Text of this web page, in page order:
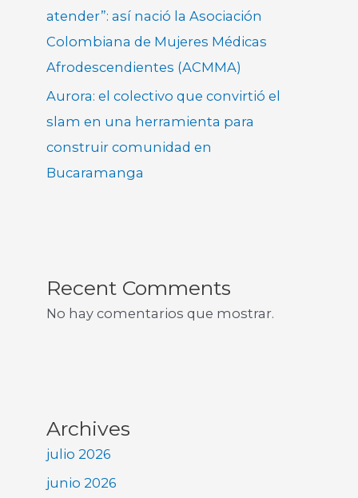
atender”: así nació la Asociación
Colombiana de Mujeres Médicas
Afrodescendientes (ACMMA)
Aurora: el colectivo que convirtió el
slam en una herramienta para
construir comunidad en
Bucaramanga
Recent Comments
No hay comentarios que mostrar.
Archives
julio 2026
junio 2026